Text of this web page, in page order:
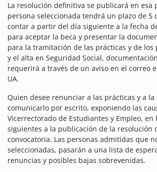
La resolución definitiva se publicará en esa
persona seleccionada tendrá un plazo de 5
contar a partir del día siguiente a la fecha
para aceptar la beca y presentar la
para la tramitación de las prácticas y de los
y el alta en Seguridad Social,
requerirá a través de un aviso en el correo
UA.
Quien desee renunciar a las prácticas y a
comunicarlo por escrito, exponiendo las
Vicerrectorado de Estudiantes y Empleo, en
siguientes a la publicación de la resolución
convocatoria. Las personas admitidas que
seleccionadas, pasarán a una lista de
renuncias y posibles bajas sobrevenidas.